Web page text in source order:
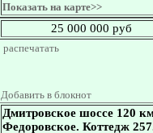
Показать на карте>>
25 000 000 руб
распечатать
Добавить в блокнот
Дмитровское шоссе 120
Федоровское. Коттедж